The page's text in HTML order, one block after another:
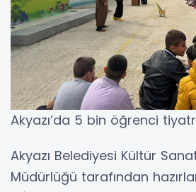
Akyazı’da 5 bin öğrenci
Akyazı Belediyesi Kültür
Müdürlüğü tarafından